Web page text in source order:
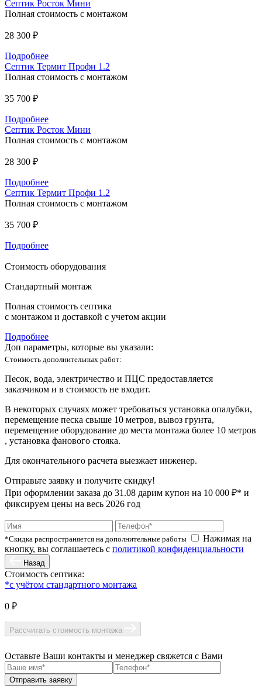
Септик Росток Мини
Полная стоимость с монтажом
28 300 ₽
Подробнее
Септик Термит Профи 1.2
Полная стоимость с монтажом
35 700 ₽
Подробнее
Септик Росток Мини
Полная стоимость с монтажом
28 300 ₽
Подробнее
Септик Термит Профи 1.2
Полная стоимость с монтажом
35 700 ₽
Подробнее
Стоимость оборудования
Стандартный монтаж
Полная стоимость септика
с монтажом и доставкой с учетом акции
Подробнее
Доп параметры, которые вы указали:
Стоимость дополнительных работ:
Песок, вода, электричество и ПЦС предоставляется
заказчиком и в стоимость не входит.
В некоторых случаях может требоваться установка опалубки,
перемещение песка свыше 10 метров, вывоз грунта,
перемещение оборудование до места монтажа более 10 метров
, установка фанового стояка.
Для окончательного расчета выезжает инженер.
Отправьте заявку и получите скидку!
При оформлении заказа до 31.08 дарим купон на 10 000 ₽* и
фиксируем цены на весь 2026 год
*Скидка распространяется на дополнительные работы
Нажимая на
кнопку, вы соглашаетесь с политикой конфиденциальности
Назад
Стоимость септика:
*с учётом стандартного монтажа
0 ₽
Рассчитать стоимость монтажа
Оставьте Ваши контакты и менеджер свяжется с Вами